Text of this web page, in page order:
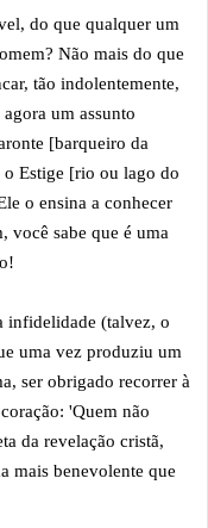
do que qualquer um
Não mais do que
tão indolentemente,
um assunto
[barqueiro da
Estige [rio ou lago do
o ensina a conhecer
você sabe que é uma
infidelidade (talvez, o
uma vez produziu um
ser obrigado recorrer à
'Quem não
da revelação cristã,
mais benevolente que